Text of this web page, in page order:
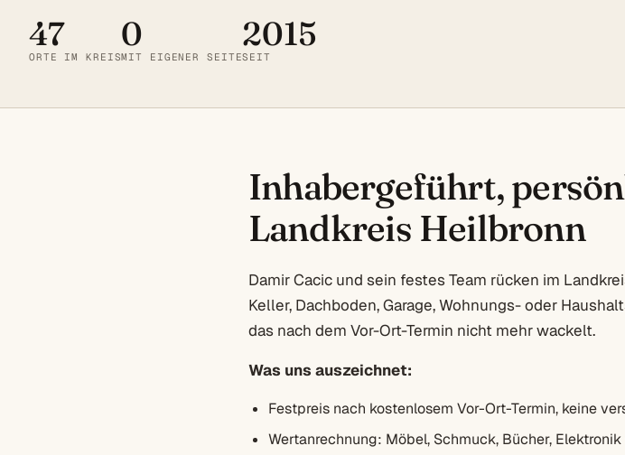
47
ORTE IM KREIS
0
MIT EIGENER SEITE
2015
SEIT
Inhabergeführt,
Landkreis Heilbronn
Damir Cacic und sein festes Team rücken im
Keller, Dachboden, Garage, Wohnungs- oder
das nach dem Vor-Ort-Termin nicht mehr wackelt.
Was uns auszeichnet:
Festpreis nach kostenlosem Vor-Ort-Termin, keine
Wertanrechnung: Möbel, Schmuck, Bücher,